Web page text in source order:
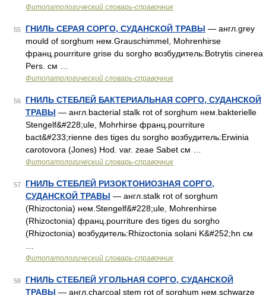
Фитопатологический словарь-справочник
55 ГНИЛЬ СЕРАЯ СОРГО, СУДАНСКОЙ ТРАВЫ — англ.grey
mould of sorghum нем.Grauschimmel, Mohrenhirse
франц.pourriture grise du sorgho возбудитель:Botrytis cinerea
Pers. см …
Фитопатологический словарь-справочник
56
ГНИЛЬ СТЕБЛЕЙ БАКТЕРИАЛЬНАЯ СОРГО, СУДАНСКОЙ
ТРАВЫ — англ.bacterial stalk rot of sorghum нем.bakterielle
Stengelf&#228;ule, Mohrhirse франц.pourriture
bact&#233;rienne des tiges du sorgho возбудитель:Erwinia
carotovora (Jones) Hod. var. zeae Sabet см …
Фитопатологический словарь-справочник
57
ГНИЛЬ СТЕБЛЕЙ РИЗОКТОНИОЗНАЯ СОРГО,
СУДАНСКОЙ ТРАВЫ — англ.stalk rot of sorghum
(Rhizoctonia) нем.Stengelf&#228;ule, Mohrenhirse
(Rhizoctonia) франц.pourriture des tiges du sorgho
(Rhizoctonia) возбудитель:Rhizoctonia solani K&#252;hn см
Фитопатологический словарь-справочник
58
ГНИЛЬ СТЕБЛЕЙ УГОЛЬНАЯ СОРГО, СУДАНСКОЙ
ТРАВЫ — англ.charcoal stem rot of sorghum нем.schwarze